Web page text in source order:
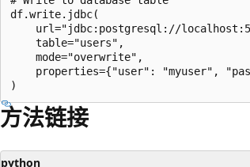
df.write.jdbc(
url="jdbc:postgresql://
    table="users",
    mode="overwrite",
properties={"user": "myuser",
方法链接
python